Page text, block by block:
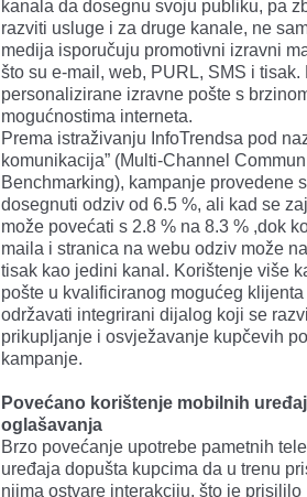
kanala da dosegnu svoju publiku, pa
razviti usluge i za druge kanale, ne
medija isporučuju promotivni izravni
što su e-mail, web, PURL, SMS i
personalizirane izravne pošte s
mogućnostima interneta.
Prema istraživanju InfoTrendsa pod
komunikacija” (Multi-Channel
Benchmarking), kampanje provedene
dosegnuti odziv od 6.5 %, ali kad se
može povećati s 2.8 % na 8.3 % ,dok
maila i stranica na webu odziv može
tisak kao jedini kanal. Korištenje više
pošte u kvalificiranog mogućeg
održavati integrirani dijalog koji se
prikupljanje i osvježavanje kupčevih
kampanje.
Povećano korištenje mobilnih
oglašavanja
Brzo povećanje upotrebe pametnih
uređaja dopušta kupcima da u trenu
njima ostvare interakciju, što je